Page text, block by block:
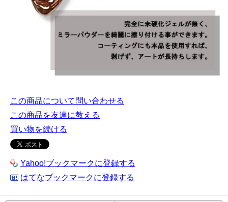
この商品について問い合わせる
この商品を友達に教える
買い物を続ける
Yahoo!ブックマークに登録する
はてなブックマークに登録する